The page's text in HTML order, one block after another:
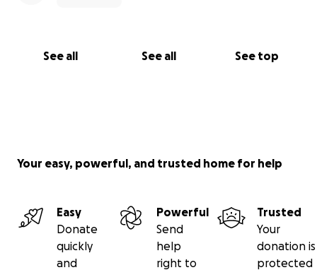
See all See all See top
Your easy, powerful, and trusted home for help
Easy
Donate
quickly
and
Powerful
Send
help
right to
Trusted
Your
donation is
protected